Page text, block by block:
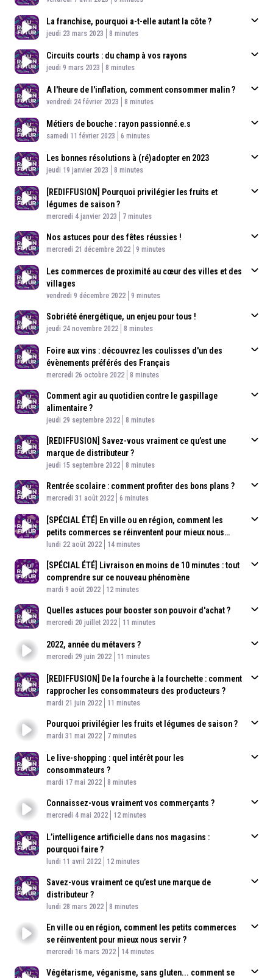
La franchise, pourquoi a-t-elle autant la côte ?
Published At
jeudi 23 mars 2023 Time
8 minutes
Circuits courts : du champ à vos rayons
Published At
jeudi 9 mars 2023 Time
8 minutes
A l'heure de l'inflation, comment consommer malin ?
Published At
vendredi 24 février 2023 Time
8 minutes
Métiers de bouche : rayon passionné.e.s
Published At
samedi 11 février 2023 Time
6 minutes
Les bonnes résolutions à (ré)adopter en 2023
Published At
jeudi 19 janvier 2023 Time
8 minutes
[REDIFFUSION] Pourquoi privilégier les fruits et
légumes de saison ?
Published At
mercredi 4 janvier 2023 Time
7 minutes
Nos astuces pour des fêtes réussies !
Published At
mercredi 21 décembre 2022 Time
9 minutes
Les commerces de proximité au cœur des villes et des
villages
Published At
vendredi 9 décembre 2022 Time
9 minutes
Sobriété énergétique, un enjeu pour tous !
Published At
jeudi 24 novembre 2022 Time
8 minutes
Foire aux vins : découvrez les coulisses d'un des
évènements préférés des Français
Published At
mercredi 26 octobre 2022 Time
8 minutes
Comment agir au quotidien contre le gaspillage
alimentaire ?
Published At
jeudi 29 septembre 2022 Time
8 minutes
[REDIFFUSION] Savez-vous vraiment ce qu’est une
marque de distributeur ?
Published At
jeudi 15 septembre 2022 Time
8 minutes
Rentrée scolaire : comment profiter des bons plans ?
Published At
mercredi 31 août 2022 Time
6 minutes
[SPÉCIAL ÉTÉ] En ville ou en région, comment les
petits commerces se réinventent pour mieux nous
servir ?
Published At
lundi 22 août 2022 Time
14 minutes
[SPÉCIAL ÉTÉ] Livraison en moins de 10 minutes : tout
comprendre sur ce nouveau phénomène
Published At
mardi 9 août 2022 Time
12 minutes
Quelles astuces pour booster son pouvoir d'achat ?
Published At
mercredi 20 juillet 2022 Time
11 minutes
2022, année du métavers ?
Published At
mercredi 29 juin 2022 Time
11 minutes
[REDIFFUSION] De la fourche à la fourchette : comment
rapprocher les consommateurs des producteurs ?
Published At
mardi 21 juin 2022 Time
11 minutes
Pourquoi privilégier les fruits et légumes de saison ?
Published At
mardi 31 mai 2022 Time
7 minutes
Le live-shopping : quel intérêt pour les
consommateurs ?
Published At
mardi 17 mai 2022 Time
8 minutes
Connaissez-vous vraiment vos commerçants ?
Published At
mercredi 4 mai 2022 Time
12 minutes
L’intelligence artificielle dans nos magasins :
pourquoi faire ?
Published At
lundi 11 avril 2022 Time
12 minutes
Savez-vous vraiment ce qu’est une marque de
distributeur ?
Published At
lundi 28 mars 2022 Time
8 minutes
En ville ou en région, comment les petits commerces
se réinventent pour mieux nous servir ?
Published At
mercredi 16 mars 2022 Time
14 minutes
Végétarisme, véganisme, sans gluten... comment se